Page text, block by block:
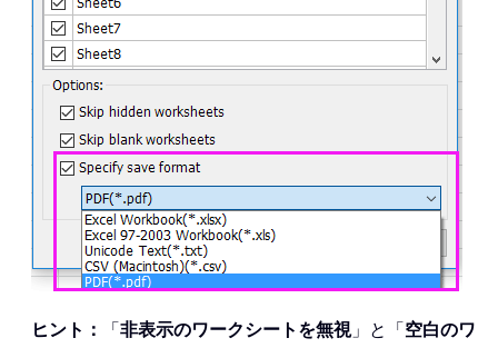
ヒント： 「非表示のワークシートを無視」と「空白のワ